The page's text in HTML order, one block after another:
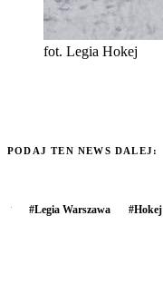
fot. Legia Hokej
PODAJ TEN NEWS DALEJ:
#Legia Warszawa #Hokej